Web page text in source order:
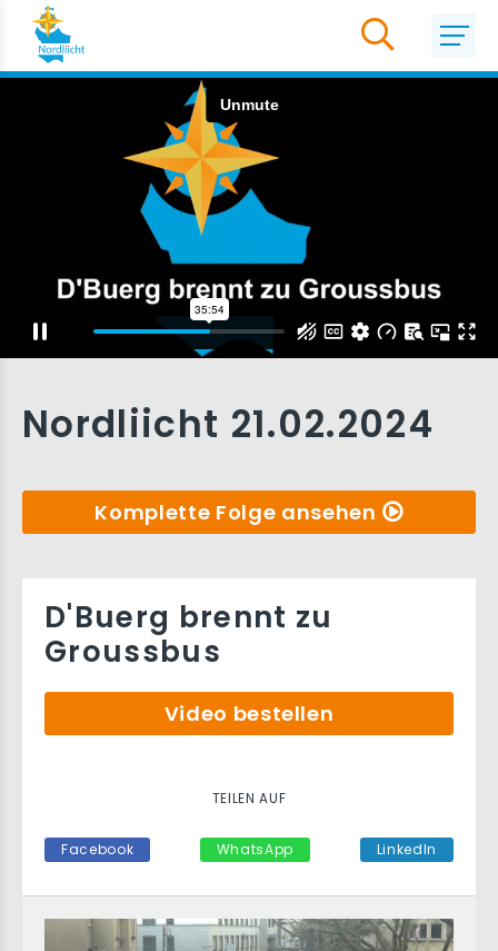
Nordliicht 21.02.2024
Komplette Folge ansehen
D'Buerg brennt zu
Groussbus
Video bestellen
TEILEN AUF
Facebook WhatsApp LinkedIn